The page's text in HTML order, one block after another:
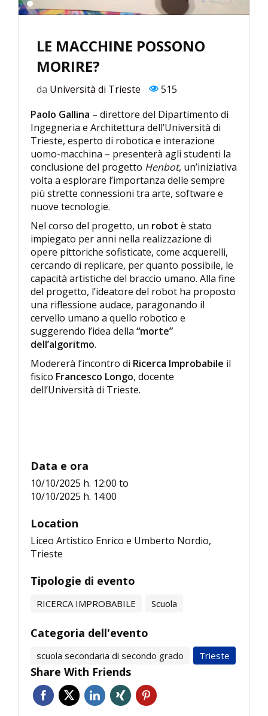
LE MACCHINE POSSONO
MORIRE?
da Università di Trieste
515
Paolo Gallina – direttore del Dipartimento di
Ingegneria e Architettura dell’Università di
Trieste, esperto di robotica e interazione
uomo-macchina – presenterà agli studenti la
conclusione del progetto Henbot, un’iniziativa
volta a esplorare l’importanza delle sempre
più strette connessioni tra arte, software e
nuove tecnologie.
Nel corso del progetto, un robot è stato
impiegato per anni nella realizzazione di
opere pittoriche sofisticate, come acquerelli,
cercando di replicare, per quanto possibile, le
capacità artistiche del braccio umano. Alla fine
del progetto, l’ideatore del robot ha proposto
una riflessione audace, paragonando il
cervello umano a quello robotico e
suggerendo l’idea della “morte”
dell’algoritmo.
Modererà l’incontro di Ricerca Improbabile il
fisico Francesco Longo, docente
dell’Università di Trieste.
Data e ora
10/10/2025 h. 12:00 to
10/10/2025 h. 14:00
Location
Liceo Artistico Enrico e Umberto Nordio,
Trieste
Tipologie di evento
RICERCA IMPROBABILE Scuola
Categoria dell'evento
scuola secondaria di secondo grado Trieste
Share With Friends